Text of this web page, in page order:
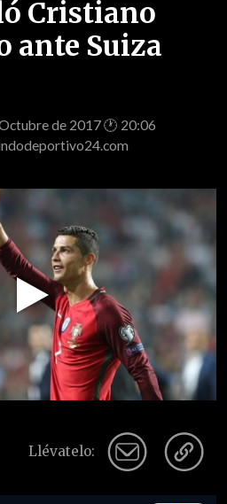
Cristiano
ante Suiza
de 2017 🕐 20:06
Video
Llévatelo: